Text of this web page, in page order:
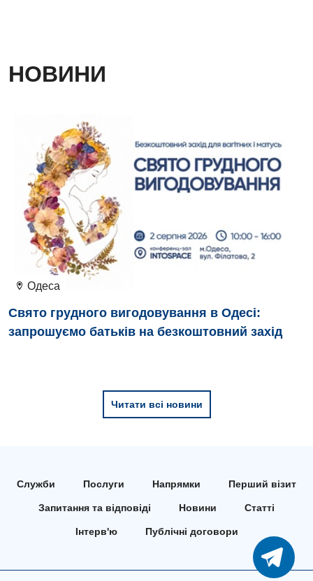
Неврологія
Нейрохірургія
Онкологічне відділлення
Оториноларингологія
Офтальмологічне відділення
Педіатричне відділення
Проктологія
Пульмонологія
Судинна хірургія
Терапевтичне відділення
Травматологія і ортопедія
Урологічне відділення
НОВИНИ
Одеса
Свято грудного вигодовування в Одесі:
запрошуємо батьків на безкоштовний захід
Читати всі новини
Служби Послуги Напрямки Перший візит
Запитання та відповіді Новини Статті
Інтерв'ю Публічні договори